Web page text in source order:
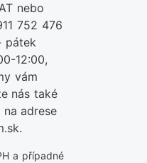
nebo
752 476
pátek
12:00,
vám
nás také
adrese
a případné